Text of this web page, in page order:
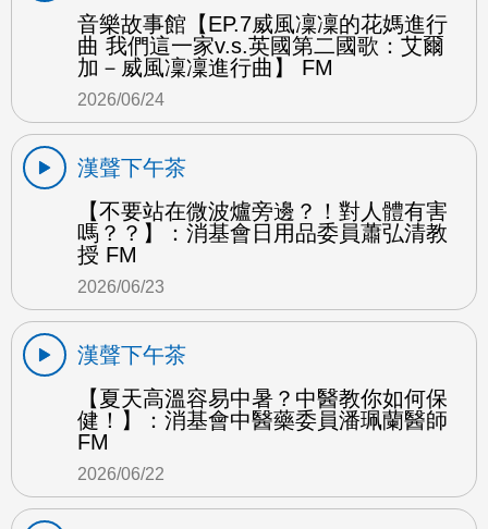
音樂故事館【EP.7威風凜凜的花媽進行
曲 我們這一家v.s.英國第二國歌：艾爾
加－威風凜凜進行曲】 FM
2026/06/24
漢聲下午茶
【不要站在微波爐旁邊？！對人體有害
嗎？？】：消基會日用品委員蕭弘清教
授 FM
2026/06/23
漢聲下午茶
【夏天高溫容易中暑？中醫教你如何保
健！】：消基會中醫藥委員潘珮蘭醫師
FM
2026/06/22